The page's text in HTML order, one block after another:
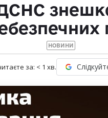
НОВИНИ
за: < 1 хв.